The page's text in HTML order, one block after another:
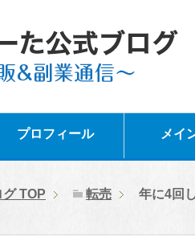
プロフィール メイ
グTOP 転売 年に4回